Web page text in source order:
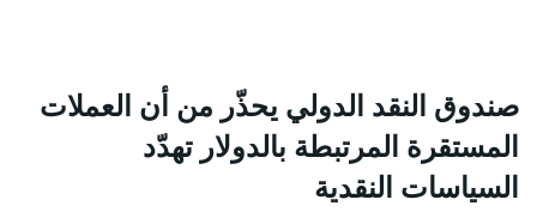
صندوق النقد الدولي يحذّر من أن العملات
المستقرة المرتبطة بالدولار تهدّد
السياسات النقدية